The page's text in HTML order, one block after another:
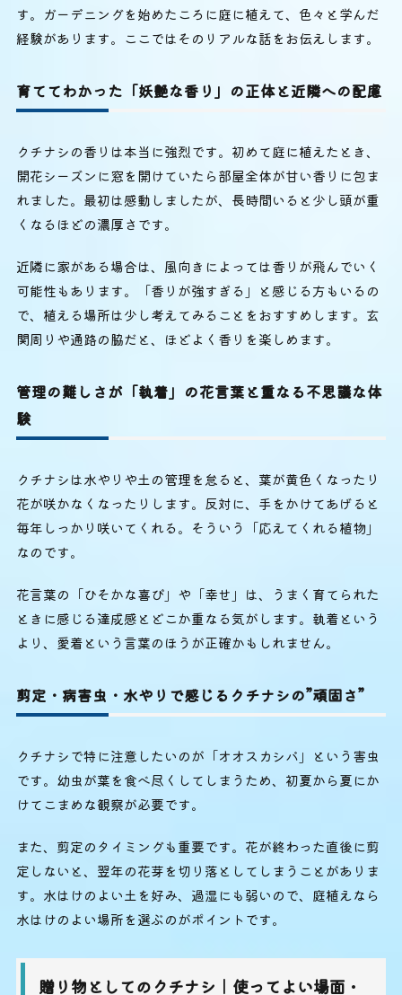
す。ガーデニングを始めたころに庭に植えて、色々と学んだ
経験があります。ここではそのリアルな話をお伝えします。
育ててわかった「妖艶な香り」の正体と近隣への配慮
クチナシの香りは本当に強烈です。初めて庭に植えたとき、
開花シーズンに窓を開けていたら部屋全体が甘い香りに包ま
れました。最初は感動しましたが、長時間いると少し頭が重
くなるほどの濃厚さです。
近隣に家がある場合は、風向きによっては香りが飛んでいく
可能性もあります。「香りが強すぎる」と感じる方もいるの
で、植える場所は少し考えてみることをおすすめします。玄
関周りや通路の脇だと、ほどよく香りを楽しめます。
管理の難しさが「執着」の花言葉と重なる不思議な体
験
クチナシは水やりや土の管理を怠ると、葉が黄色くなったり
花が咲かなくなったりします。反対に、手をかけてあげると
毎年しっかり咲いてくれる。そういう「応えてくれる植物」
なのです。
花言葉の「ひそかな喜び」や「幸せ」は、うまく育てられた
ときに感じる達成感とどこか重なる気がします。執着という
より、愛着という言葉のほうが正確かもしれません。
剪定・病害虫・水やりで感じるクチナシの”頑固さ”
クチナシで特に注意したいのが「オオスカシバ」という害虫
です。幼虫が葉を食べ尽くしてしまうため、初夏から夏にか
けてこまめな観察が必要です。
また、剪定のタイミングも重要です。花が終わった直後に剪
定しないと、翌年の花芽を切り落としてしまうことがありま
す。水はけのよい土を好み、過湿にも弱いので、庭植えなら
水はけのよい場所を選ぶのがポイントです。
贈り物としてのクチナシ｜使ってよい場面・